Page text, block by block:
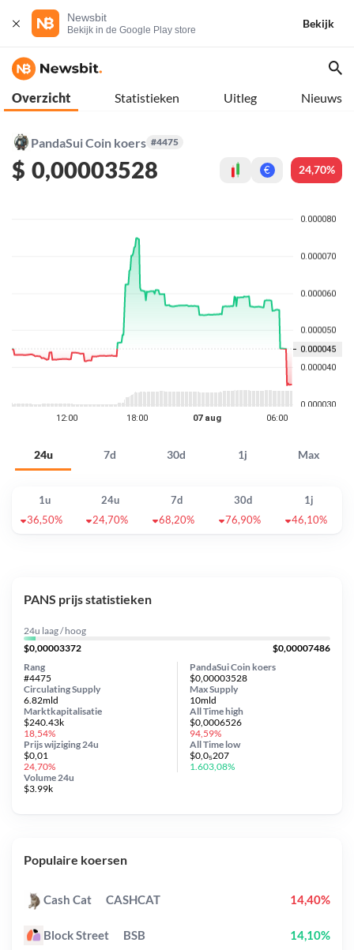
Newsbit
Bekijk in de Google Play store
Bekijk
Overzicht Statistieken Uitleg Nieuws
PandaSui Coin koers #4475
$ 0,00003528 € 24,70%
24u 7d 30d 1j Max
1u 24u 7d 30d
1j
36,50%
24,70% 68,20% 76,90% 46,10%
PANS prijs statistieken
24u laag / hoog
$0,00003372
$0,00007486
PandaSui Coin koers
$0,00003528
Circulating Supply
6.82mld
Prijs wijziging 24u
$0,01
24,70%
Max Supply
10mld
Marktkapitalisatie
$240.43k
18,54%
Volume 24u
$3.99k
Rang
#4475
All Timehigh
$0,0006526
94,59%
All Time low
$0,0₅207
1.603,08%
Populaire koersen
Cash Cat CASHCAT 14,40%
Block Street BSB 14,10%